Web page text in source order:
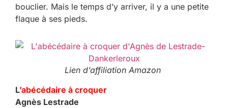
bouclier. Mais le temps d’y arriver, il y a une petite
flaque à ses pieds.
Lien d’affiliation Amazon
L’abécédaire à croquer
Agnès Lestrade